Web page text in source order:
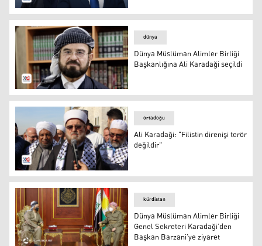
Başbakan Barzani’den Ali Karadaği’ye tebrik telefonu
Dünya Müslüman Alimler Birliği Başkanı Ali Muhyiddin
dünya
Dünya Müslüman Alimler Birliği
Başkanlığına Ali Karadaği seçildi
Dünya Müslüman Alimler Birliği Genel Sekreteri Ali
ortadoğu
Ali Karadaği: "Filistin direnişi terör
değildir"
kürdistan
Dünya Müslüman Alimler Birliği
Genel Sekreteri Karadaği’den
Başkan Barzani’ye ziyaret